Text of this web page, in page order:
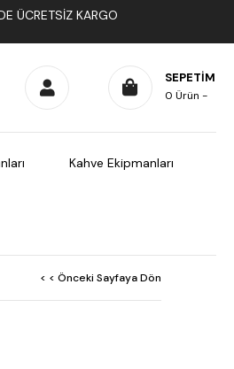
ÜCRETSIZ KARGO
SEPETIM
0 Ürün
Kahve Ekipmanları
< < Önceki Sayfaya Dön